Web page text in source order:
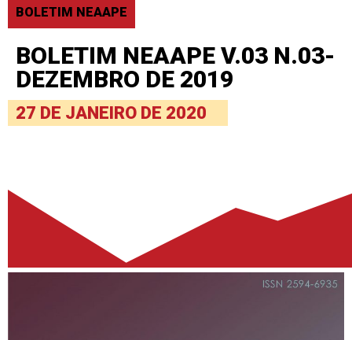
BOLETIM NEAAPE
BOLETIM NEAAPE V.03 N.03-
DEZEMBRO DE 2019
27 DE JANEIRO DE 2020